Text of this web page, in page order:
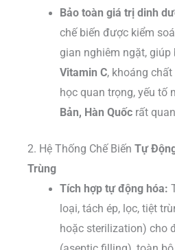
Bảo toàn giá trị dinh
chế biến được kiểm
gian nghiêm ngặt,
Vitamin C, khoáng
học quan trọng, yếu tố
Bản, Hàn Quốcrất
2. Hệ Thống Chế Biến Tự
Trùng
Tích hợp tự động hóa:
loại, tách ép, lọc, tiệt
hoặc sterilization) cho